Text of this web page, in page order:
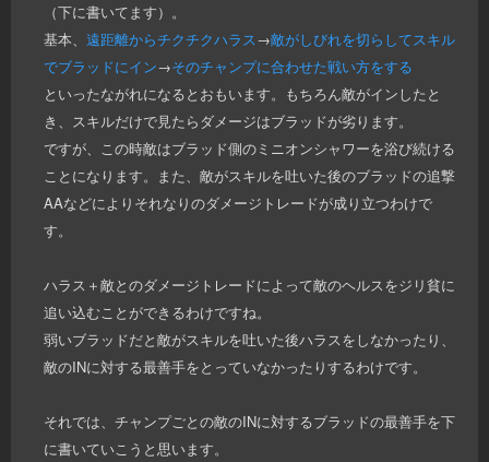
（下に書いてます）。
基本、 遠距離からチクチクハラス→敵がしびれを切らしてスキル
でブラッドにイン→そのチャンプに合わせた戦い方をする
といったながれになるとおもいます。もちろん敵がインしたと
き、スキルだけで見たらダメージはブラッドが劣ります。
ですが、この時敵はブラッド側のミニオンシャワーを浴び続ける
ことになります。また、敵がスキルを吐いた後のブラッドの追撃
AAなどによりそれなりのダメージトレードが成り立つわけで
す。
ハラス＋敵とのダメージトレードによって敵のヘルスをジリ貧に
追い込むことができるわけですね。
弱いブラッドだと敵がスキルを吐いた後ハラスをしなかったり、
敵のINに対する最善手をとっていなかったりするわけです。
それでは、チャンプごとの敵のINに対するブラッドの最善手を下
に書いていこうと思います。